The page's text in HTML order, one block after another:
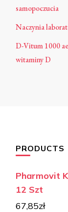
samopoczucia
Naczynia
D-Vitum 1000
witaminy D
PRODUCTS
Pharmovit
12 Szt
67,85zł